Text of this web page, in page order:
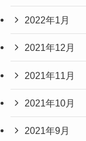
2022年1月
2021年12月
2021年11月
2021年10月
2021年9月